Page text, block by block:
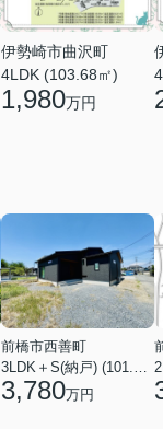
伊勢崎市曲沢町
4LDK (103.68㎡)
1,980万円
前橋市西善町
3,780万円